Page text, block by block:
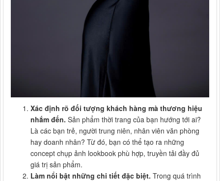
Xác định rõ đối tượng khách hàng mà thương hiệu
nhắm đến. Sản phẩm thời trang của bạn hướng tới ai?
Là các bạn trẻ, người trung niên, nhân viên văn phòng
hay doanh nhân? Từ đó, bạn có thể tạo ra những
concept chụp ảnh lookbook phù hợp, truyền tải đầy đủ
giá trị sản phẩm.
Làm nổi bật những chi tiết đặc biệt. Trong quá trình